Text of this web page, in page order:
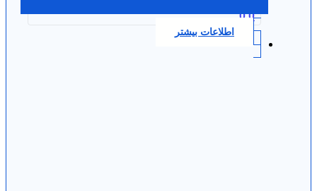
0.0
اطلاعات بیشتر